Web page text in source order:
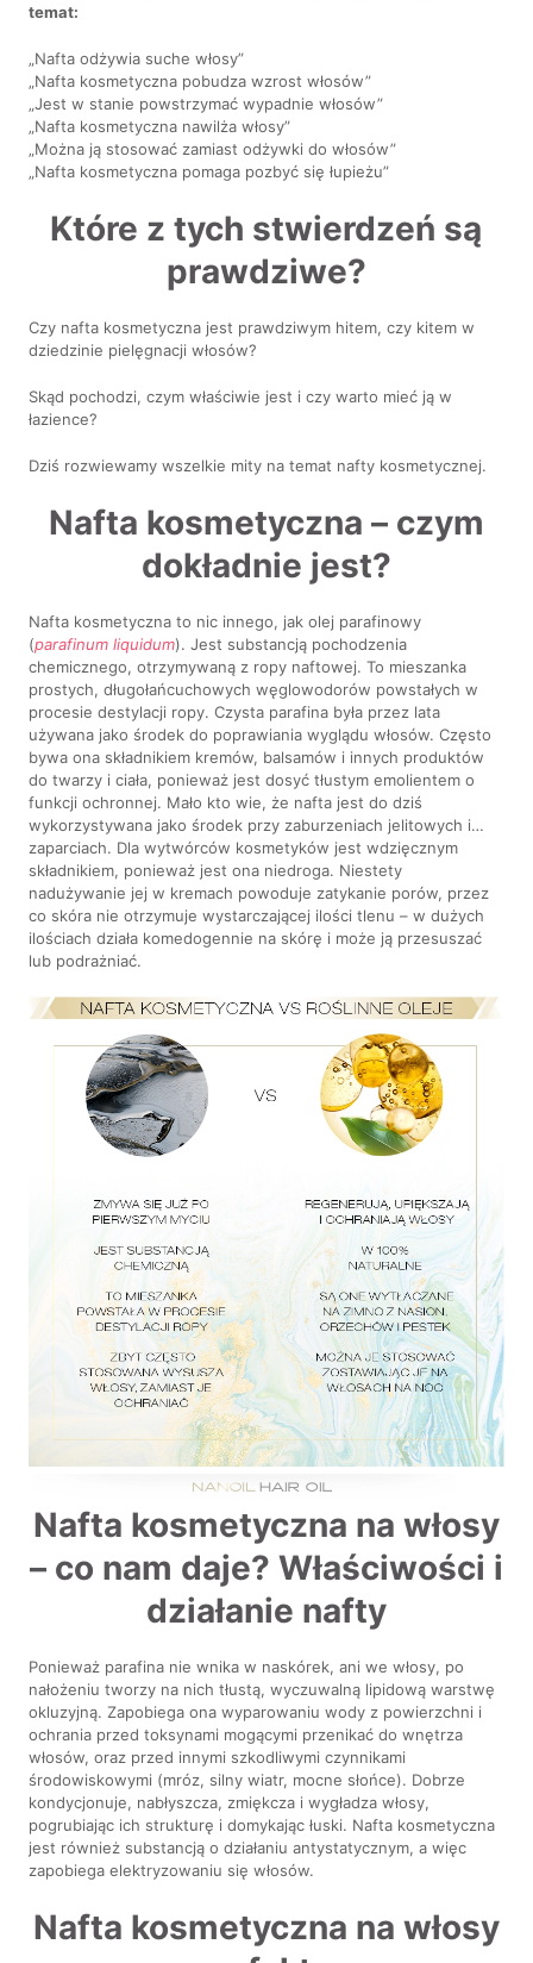
temat:
„Nafta odżywia suche włosy”
„Nafta kosmetyczna pobudza wzrost włosów”
„Jest w stanie powstrzymać wypadnie włosów”
„Nafta kosmetyczna nawilża włosy”
„Można ją stosować zamiast odżywki do włosów”
„Nafta kosmetyczna pomaga pozbyć się łupieżu”
Które z tych stwierdzeń są
prawdziwe?
Czy nafta kosmetyczna jest prawdziwym hitem, czy kitem w
dziedzinie pielęgnacji włosów?
Skąd pochodzi, czym właściwie jest i czy warto mieć ją w
łazience?
Dziś rozwiewamy wszelkie mity na temat nafty kosmetycznej.
Nafta kosmetyczna – czym
dokładnie jest?
Nafta kosmetyczna to nic innego, jak olej parafinowy
(parafinum liquidum). Jest substancją pochodzenia
chemicznego, otrzymywaną z ropy naftowej. To mieszanka
prostych, długołańcuchowych węglowodorów powstałych w
procesie destylacji ropy. Czysta parafina była przez lata
używana jako środek do poprawiania wyglądu włosów. Często
bywa ona składnikiem kremów, balsamów i innych produktów
do twarzy i ciała, ponieważ jest dosyć tłustym emolientem o
funkcji ochronnej. Mało kto wie, że nafta jest do dziś
wykorzystywana jako środek przy zaburzeniach jelitowych i…
zaparciach. Dla wytwórców kosmetyków jest wdzięcznym
składnikiem, ponieważ jest ona niedroga. Niestety
nadużywanie jej w kremach powoduje zatykanie porów, przez
co skóra nie otrzymuje wystarczającej ilości tlenu – w dużych
ilościach działa komedogennie na skórę i może ją przesuszać
lub podrażniać.
Nafta kosmetyczna na włosy
– co nam daje? Właściwości i
działanie nafty
Ponieważ parafina nie wnika w naskórek, ani we włosy, po
nałożeniu tworzy na nich tłustą, wyczuwalną lipidową warstwę
okluzyjną. Zapobiega ona wyparowaniu wody z powierzchni i
ochrania przed toksynami mogącymi przenikać do wnętrza
włosów, oraz przed innymi szkodliwymi czynnikami
środowiskowymi (mróz, silny wiatr, mocne słońce). Dobrze
kondycjonuje, nabłyszcza, zmiękcza i wygładza włosy,
pogrubiając ich strukturę i domykając łuski. Nafta kosmetyczna
jest również substancją o działaniu antystatycznym, a więc
zapobiega elektryzowaniu się włosów.
Nafta kosmetyczna na włosy